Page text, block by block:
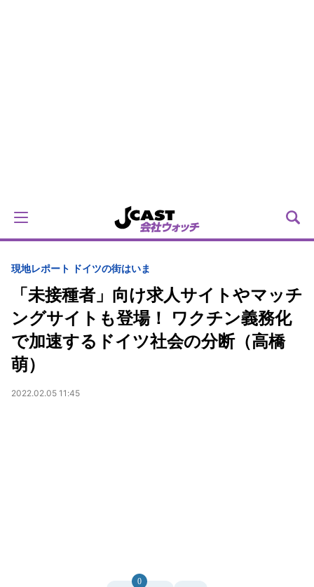
現地レポート ドイツの街はいま
「未接種者」向け求人サイトやマッチ
ングサイトも登場！ ワクチン義務化
で加速するドイツ社会の分断（高橋
萌）
2022.02.05 11:45
0